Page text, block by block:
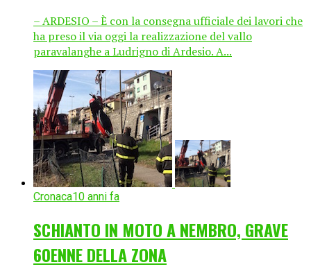
– ARDESIO – È con la consegna ufficiale dei lavori che
ha preso il via oggi la realizzazione del vallo
paravalanghe a Ludrigno di Ardesio. A...
Cronaca10 anni fa
SCHIANTO IN MOTO A NEMBRO, GRAVE
60ENNE DELLA ZONA